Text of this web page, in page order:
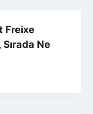
Freixe
Sırada Ne